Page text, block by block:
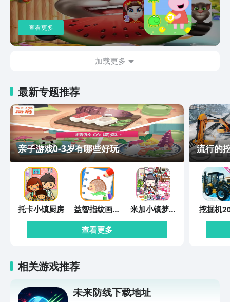
查看更多
加载更多
最新专题推荐
亲子游戏0-3岁有哪些好玩
托卡小镇厨房 益智指纹画画
板
米加小镇梦幻
世界
查看更多
流行的
挖掘机
相关游戏推荐
未来防线下载地址